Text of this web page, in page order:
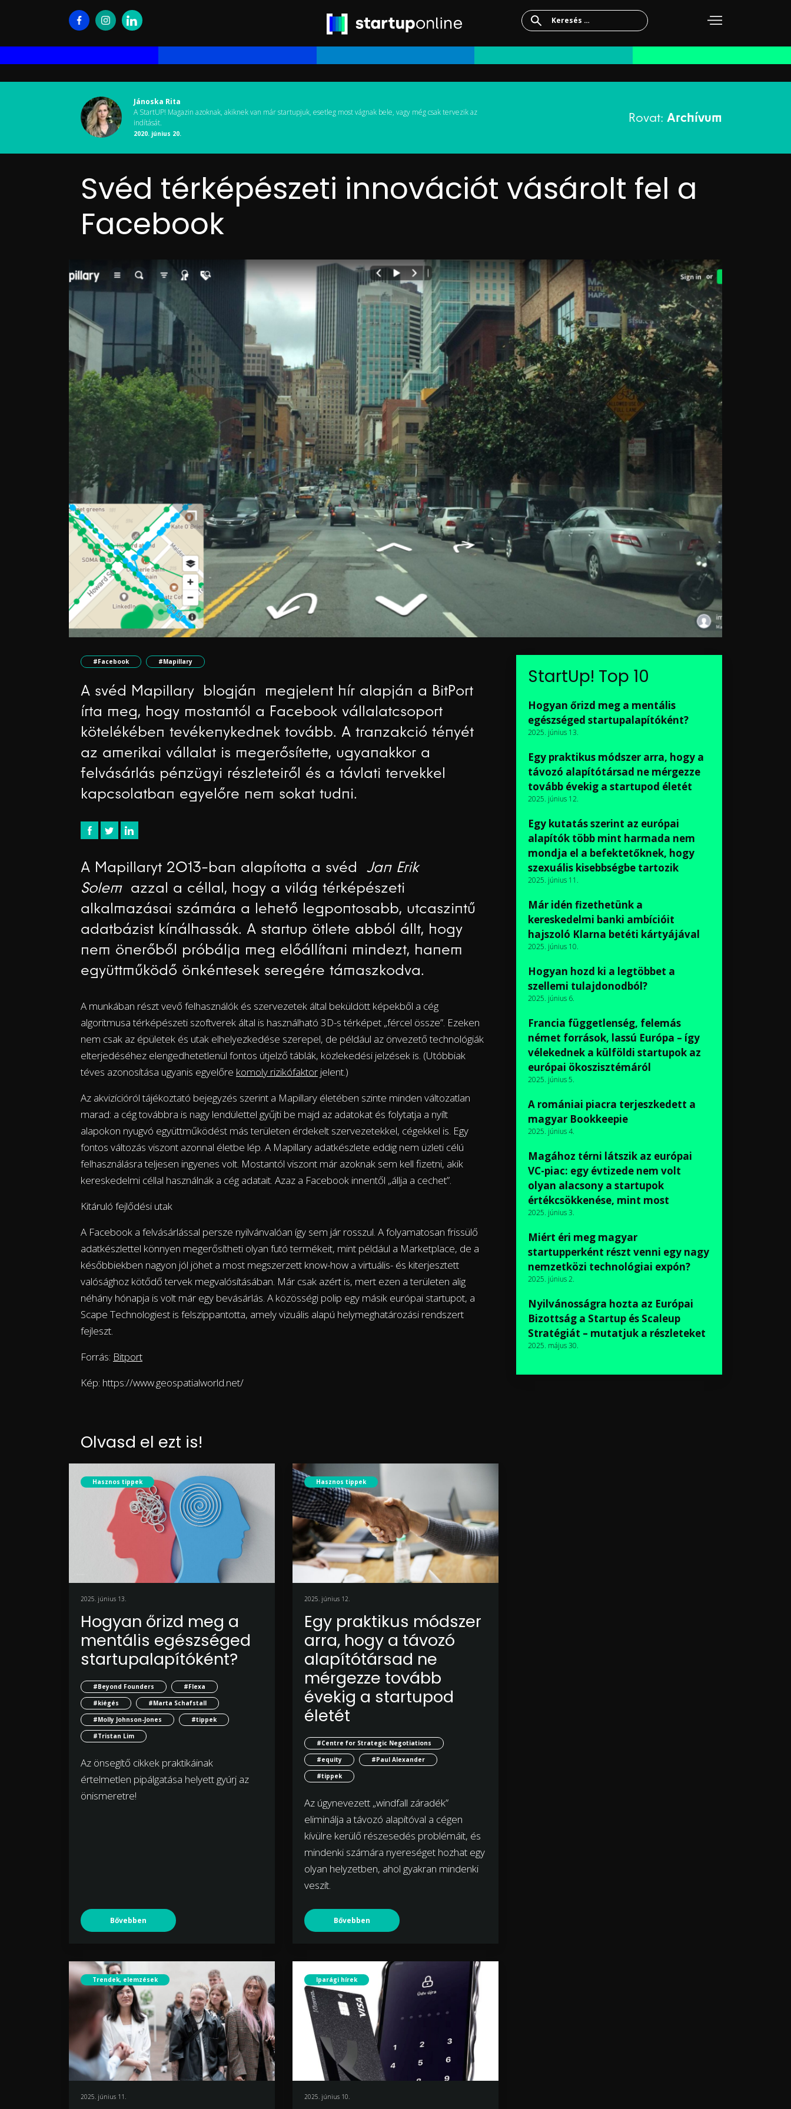
Keresés:
Jánoska Rita
A StartUP! Magazin azoknak, akiknek van már startupjuk, esetleg most vágnak bele, vagy még csak tervezik az
indítását.
2020. június 20.
Rovat: Archívum
Svéd térképészeti innovációt vásárolt fel a
Facebook
#Facebook #Mapillary
A svéd Mapillary blogján megjelent hír alapján a BitPort
írta meg, hogy mostantól a Facebook vállalatcsoport
kötelékében tevékenykednek tovább. A tranzakció tényét
az amerikai vállalat is megerősítette, ugyanakkor a
felvásárlás pénzügyi részleteiről és a távlati tervekkel
kapcsolatban egyelőre nem sokat tudni.
A Mapillaryt 2013-ban alapította a svéd Jan Erik
Solemazzal a céllal, hogy a világ térképészeti
alkalmazásai számára a lehető legpontosabb, utcaszintű
adatbázist kínálhassák. A startup ötlete abból állt, hogy
nem önerőből próbálja meg előállítani mindezt, hanem
együttműködő önkéntesek seregére támaszkodva.
A munkában részt vevő felhasználók és szervezetek által beküldött képekből a cég
algoritmusa térképészeti szoftverek által is használható 3D-s térképet „fércel össze”. Ezeken
nem csak az épületek és utak elhelyezkedése szerepel, de például az önvezető technológiák
elterjedéséhez elengedhetetlenül fontos útjelző táblák, közlekedési jelzések is. (Utóbbiak
téves azonosítása ugyanis egyelőre komoly rizikófaktor jelent.)
Az akvizícióról tájékoztató bejegyzés szerint a Mapillary életében szinte minden változatlan
marad: a cég továbbra is nagy lendülettel gyűjti be majd az adatokat és folytatja a nyílt
alapokon nyugvó együttműködést más területen érdekelt szervezetekkel, cégekkel is. Egy
fontos változás viszont azonnal életbe lép. A Mapillary adatkészlete eddig nem üzleti célú
felhasználásra teljesen ingyenes volt. Mostantól viszont már azoknak sem kell fizetni, akik
kereskedelmi céllal használnák a cég adatait. Azaz a Facebook innentől „állja a cechet”.
Kitáruló fejlődési utak
A Facebook a felvásárlással persze nyilvánvalóan így sem jár rosszul. A folyamatosan frissülő
adatkészlettel könnyen megerősítheti olyan futó termékeit, mint például a Marketplace, de a
későbbiekben nagyon jól jöhet a most megszerzett know-how a virtuális- és kiterjesztett
valósághoz kötődő tervek megvalósításában. Már csak azért is, mert ezen a területen alig
néhány hónapja is volt már egy bevásárlás. A közösségi polip egy másik európai startupot, a
Scape Technologiest is felszippantotta, amely vizuális alapú helymeghatározási rendszert
fejleszt.
Forrás: Bitport
Kép: https://www.geospatialworld.net/
Olvasd el ezt is!
Hasznos tippek
2025. június 13.
Hogyan őrizd meg a
mentális egészséged
startupalapítóként?
#Beyond Founders
#Flexa
#kiégés
#Marta Schafstall
#Molly Johnson-Jones
#tippek
#Tristan Lim
Az önsegítő cikkek praktikáinak
értelmetlen pipálgatása helyett gyúrj az
önismeretre!
Bővebben
Hasznos tippek
2025. június 12.
Egy praktikus módszer
arra, hogy a távozó
alapítótársad ne
mérgezze tovább
évekig a startupod
életét
#Centre for Strategic Negotiations
#equity
#Paul Alexander
#tippek
Az úgynevezett „windfall záradék”
eliminálja a távozó alapítóval a cégen
kívülre kerülő részesedés problémáit, és
mindenki számára nyereséget hozhat egy
olyan helyzetben, ahol gyakran mindenki
veszít.
Bővebben
Trendek, elemzések
2025. június 11.
Iparági hírek
2025. június 10.
StartUp! Top 10
Hogyan őrizd meg a mentális
egészséged startupalapítóként?
2025. június 13.
Egy praktikus módszer arra, hogy a
távozó alapítótársad ne mérgezze
tovább évekig a startupod életét
2025. június 12.
Egy kutatás szerint az európai
alapítók több mint harmada nem
mondja el a befektetőknek, hogy
szexuális kisebbségbe tartozik
2025. június 11.
Már idén fizethetünk a
kereskedelmi banki ambícióit
hajszoló Klarna betéti kártyájával
2025. június 10.
Hogyan hozd ki a legtöbbet a
szellemi tulajdonodból?
2025. június 6.
Francia függetlenség, felemás
német források, lassú Európa – így
vélekednek a külföldi startupok az
európai ökoszisztémáról
2025. június 5.
A romániai piacra terjeszkedett a
magyar Bookkeepie
2025. június 4.
Magához térni látszik az európai
VC-piac: egy évtizede nem volt
olyan alacsony a startupok
értékcsökkenése, mint most
2025. június 3.
Miért éri meg magyar
startupperként részt venni egy nagy
nemzetközi technológiai expón?
2025. június 2.
Nyilvánosságra hozta az Európai
Bizottság a Startup és Scaleup
Stratégiát – mutatjuk a részleteket
2025. május 30.